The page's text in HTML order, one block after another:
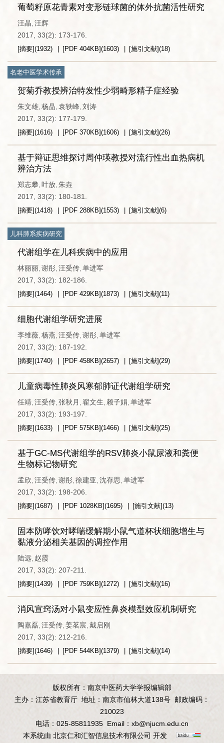
葡萄籽原花青素对变形链球菌的体外抗菌活性研究
汪晶, 汪辉
2017, 33(2): 173-176.
[摘要](1932) [PDF 404KB](1603) [施引文献](18)
名老中医学术传承
贺菊乔教授辨治特发性少弱畸形精子症经验
朱文雄, 杨晶, 袁轶峰, 刘涛
2017, 33(2): 177-179.
[摘要](1616) [PDF 370KB](1606) [施引文献](26)
基于辩证思维探讨周仲瑛教授对流行性出血热病机
辨治方法
郑志攀, 叶放, 朱垚
2017, 33(2): 180-181.
[摘要](1418) [PDF 288KB](1553) [施引文献](6)
儿科肺系疾病研究
代谢组学在儿科疾病中的应用
林丽丽, 谢彤, 汪受传, 单进军
2017, 33(2): 182-186.
[摘要](1464) [PDF 429KB](1873) [施引文献](11)
细胞代谢组学研究进展
李维薇, 杨燕, 汪受传, 谢彤, 单进军
2017, 33(2): 187-192.
[摘要](1740) [PDF 458KB](2657) [施引文献](29)
儿童病毒性肺炎风寒郁肺证代谢组学研究
任靖, 汪受传, 张秋月 , 翟文生, 赖子娟, 单进军
2017, 33(2): 193-197.
[摘要](1633) [PDF 575KB](1466) [施引文献](25)
基于GC-MS代谢组学的RSV肺炎小鼠尿液和粪便
生物标记物研究
孟欣, 汪受传, 谢彤, 徐建亚, 沈存思, 单进军
2017, 33(2): 198-206.
[摘要](1687) [PDF 1028KB](1695) [施引文献](13)
固本防哮饮对哮喘缓解期小鼠气道杯状细胞增生与
黏液分泌相关基因的调控作用
陆远, 赵霞
2017, 33(2): 207-211.
[摘要](1439) [PDF 759KB](1272) [施引文献](16)
消风宣窍汤对小鼠变应性鼻炎模型效应机制研究
陶嘉磊, 汪受传, 姜茗宸, 戴启刚
2017, 33(2): 212-216.
[摘要](1646) [PDF 544KB](1379) [施引文献](14)
版权所有：南京中医药大学学报编辑部
主办：江苏省教育厅 地址：南京市仙林大道138号 邮政编码：
210023
电话：025-85811935 Email： xb@njucm.edu.cn
本系统由 北京仁和汇智信息技术有限公司 开发